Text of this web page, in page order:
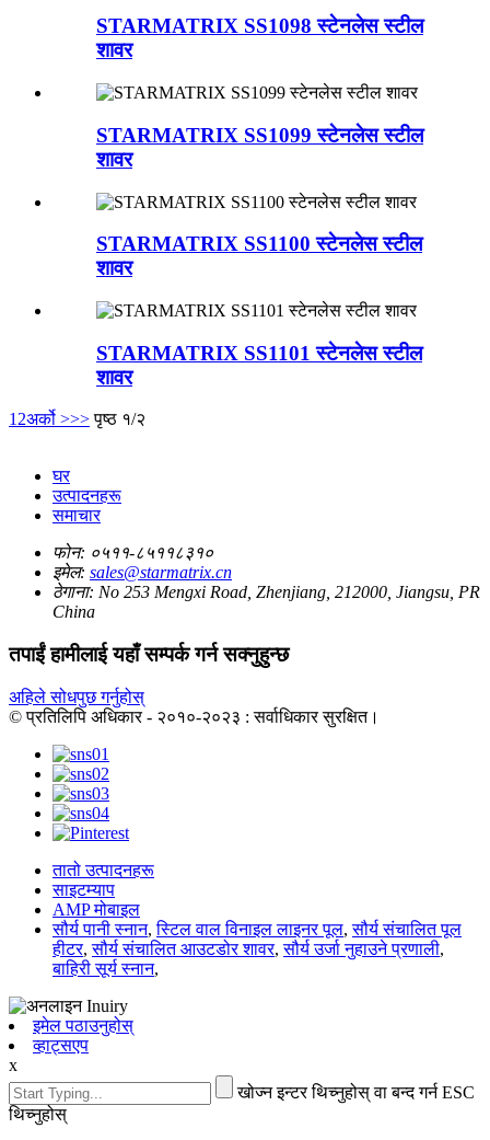
STARMATRIX SS1098 स्टेनलेस स्टील
शावर
STARMATRIX SS1099 स्टेनलेस स्टील
शावर
STARMATRIX SS1100 स्टेनलेस स्टील
शावर
STARMATRIX SS1101 स्टेनलेस स्टील
शावर
12अर्को >>> पृष्ठ १/२
घर
उत्पादनहरू
समाचार
फोन: ०५११-८५११८३१०
इमेल: sales@starmatrix.cn
ठेगाना: No 253 Mengxi Road, Zhenjiang, 212000, Jiangsu, PR
China
तपाईं हामीलाई यहाँ सम्पर्क गर्न सक्नुहुन्छ
अहिले सोधपुछ गर्नुहोस्
© प्रतिलिपि अधिकार - २०१०-२०२३ : सर्वाधिकार सुरक्षित।
तातो उत्पादनहरू
साइटम्याप
AMP मोबाइल
सौर्य पानी स्नान,स्टिल वाल विनाइल लाइनर पूल,सौर्य संचालित पूल
हीटर,सौर्य संचालित आउटडोर शावर,सौर्य उर्जा नुहाउने प्रणाली,
बाहिरी सूर्य स्नान,
इमेल पठाउनुहोस्
व्हाट्सएप
x
खोज्न इन्टर थिच्नुहोस् वा बन्द गर्न ESC
थिच्नुहोस्